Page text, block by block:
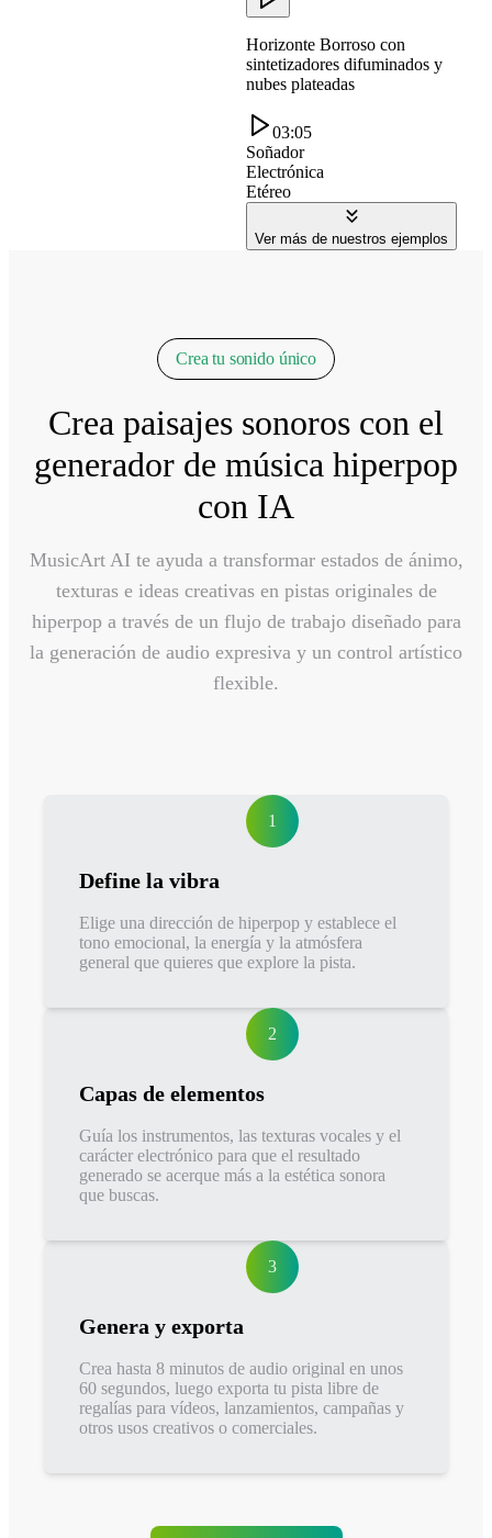
Horizonte Borroso con
sintetizadores difuminados y
nubes plateadas
03:05
Soñador
Electrónica
Etéreo
Ver más de nuestros ejemplos
Crea tu sonido único
Crea paisajes sonoros con el
generador de música hiperpop
con IA
MusicArt AI te ayuda a transformar estados de ánimo,
texturas e ideas creativas en pistas originales de
hiperpop a través de un flujo de trabajo diseñado para
la generación de audio expresiva y un control artístico
flexible.
1
Define la vibra
Elige una dirección de hiperpop y establece el
tono emocional, la energía y la atmósfera
general que quieres que explore la pista.
2
Capas de elementos
Guía los instrumentos, las texturas vocales y el
carácter electrónico para que el resultado
generado se acerque más a la estética sonora
que buscas.
3
Genera y exporta
Crea hasta 8 minutos de audio original en unos
60 segundos, luego exporta tu pista libre de
regalías para vídeos, lanzamientos, campañas y
otros usos creativos o comerciales.